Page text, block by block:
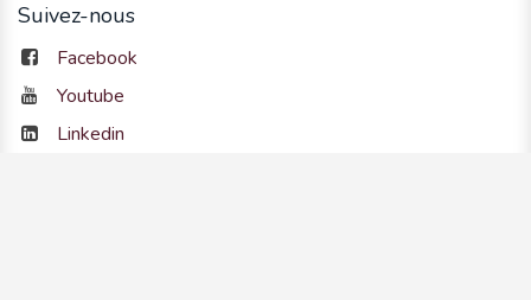
Suivez-nous
Facebook
Youtube
Linkedin